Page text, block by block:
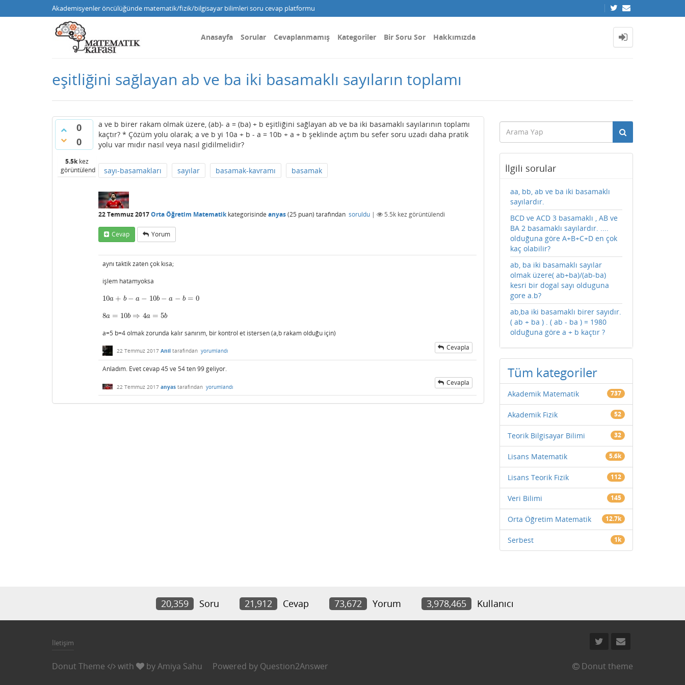
Akademisyenler öncülüğünde matematik/fizik/bilgisayar bilimleri soru cevap platformu
Anasayfa Sorular Cevaplanmamış Kategoriler Bir Soru Sor Hakkımızda
eşitliğini sağlayan ab ve ba iki basamaklı sayıların toplamı
0
0
5.5kkez
görüntülendi
a ve b birer rakam olmak üzere, (ab)- a = (ba) + b eşitliğini sağlayan ab ve ba iki basamaklı sayılarının toplamı
kaçtır? * Çözüm yolu olarak; a ve b yi 10a + b - a = 10b + a + b şeklinde açtım bu sefer soru uzadı daha pratik
yolu var mıdır nasıl veya nasıl gidilmelidir?
sayı-basamakları sayılar basamak-kavramı basamak
22 Temmuz 2017Orta Öğretim Matematikkategorisinde anyas(25 puan) tarafından soruldu | 5.5k kez görüntülendi
Cevap Yorum
aynı taktik zaten çok kısa;
işlem hatamyoksa
10a + b − a − 10b − a − b = 0
10a+b−a−10b −a −b=0
8a = 10b ⇒ 4a = 5b
8a=10 b⇒4 a= 5b
a=5 b=4 olmak zorunda kalır sanırım, bir kontrol et istersen (a,b rakam olduğu için)
22 Temmuz 2017 Anil tarafından yorumlandı Cevapla
Anladım. Evet cevap 45 ve 54 ten 99 geliyor.
22 Temmuz 2017 anyas tarafından yorumlandı Cevapla
İlgili sorular
aa, bb, ab ve ba iki basamaklı
sayılardır.
BCD ve ACD 3 basamaklı , AB ve
BA 2 basamaklı sayılardır. ....
olduğuna göre A+B+C+D en çok
kaç olabilir?
ab, ba iki basamaklı sayılar
olmak üzere( ab+ba)/(ab-ba)
kesri bir dogal sayı olduguna
gore a.b?
ab,ba iki basamaklı birer sayıdır.
( ab + ba ) . ( ab - ba ) = 1980
olduğuna göre a + b kaçtır ?
Tüm kategoriler
Akademik Matematik 737
Akademik Fizik 52
Teorik Bilgisayar Bilimi 32
Lisans Matematik 5.6k
Lisans Teorik Fizik 112
Veri Bilimi 145
Orta Öğretim Matematik 12.7k
Serbest 1k
20,359 Soru 21,912 Cevap 73,672 Yorum 3,978,465 Kullanıcı
İletişim
Donut Theme with byAmiya Sahu Powered by Question2Answer Donut theme